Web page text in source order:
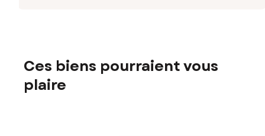
Ces biens pourraient vous
plaire